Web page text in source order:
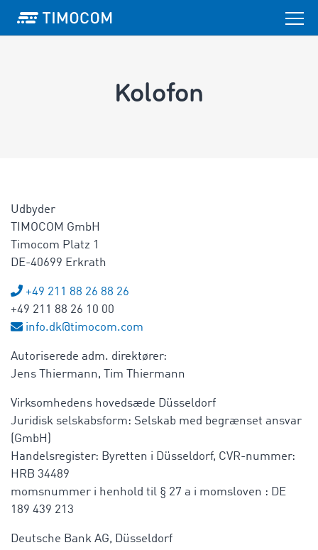
Kolofon
Udbyder
TIMOCOM GmbH
Timocom Platz 1
DE-40699 Erkrath
+49 211 88 26 88 26
+49 211 88 26 10 00
info.dk@timocom.com
Autoriserede adm. direktører:
Jens Thiermann, Tim Thiermann
Virksomhedens hovedsæde Düsseldorf
Juridisk selskabsform: Selskab med begrænset ansvar
(GmbH)
Handelsregister: Byretten i Düsseldorf, CVR-nummer:
HRB 34489
momsnummer i henhold til § 27 a i momsloven : DE
189 439 213
Deutsche Bank AG, Düsseldorf